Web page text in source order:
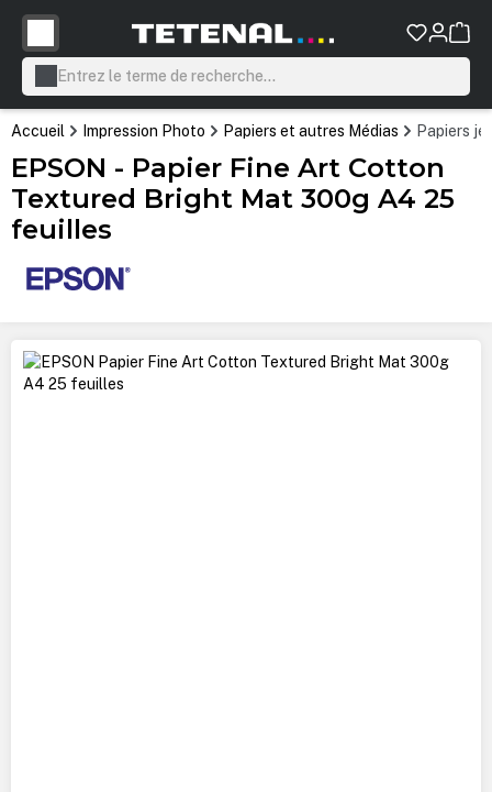
principal
Accueil Impression Photo Papiers et autres Médias Papiers
EPSON - Papier Fine Art Cotton
Textured Bright Mat 300g A4 25
feuilles
Ignorer la galerie d'images